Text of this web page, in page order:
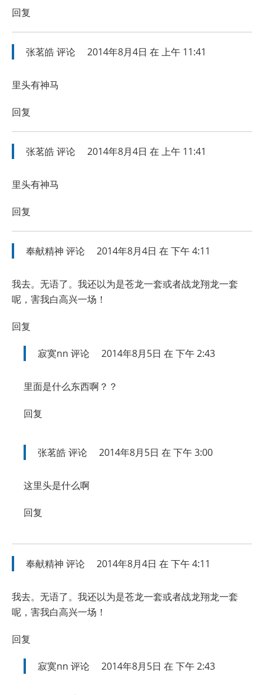
回复
张茗皓评论 2014年8月4日 在 上午 11:41
里头有神马
回复
张茗皓评论 2014年8月4日 在 上午 11:41
里头有神马
回复
奉献精神 评论 2014年8月4日 在 下午 4:11
我去。无语了。我还以为是苍龙一套或者战龙翔龙一套
呢，害我白高兴一场！
回复
寂寞nn 评论 2014年8月5日 在 下午 2:43
里面是什么东西啊？？
回复
张茗皓评论 2014年8月5日 在 下午 3:00
这里头是什么啊
回复
奉献精神 评论 2014年8月4日 在 下午 4:11
我去。无语了。我还以为是苍龙一套或者战龙翔龙一套
呢，害我白高兴一场！
回复
寂寞nn 评论 2014年8月5日 在 下午 2:43